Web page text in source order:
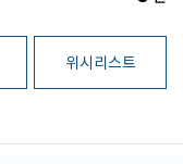
위시리스트